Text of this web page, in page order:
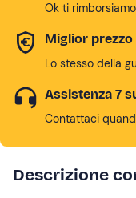
Ok ti
Miglior
Lo stesso della
Assistenza 7
Contattaci
Descrizione